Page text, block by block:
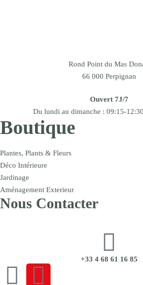
Rond Point du Mas
66 000 Perpignan
Ouvert 7J/7
Du lundi au dimanche : 09:15-
Boutique
Plantes, Plants & Fleurs
Déco Intérieure
Jardinage
Aménagement Exterieur
Nous Contacter
+33 4 68 61 16 85